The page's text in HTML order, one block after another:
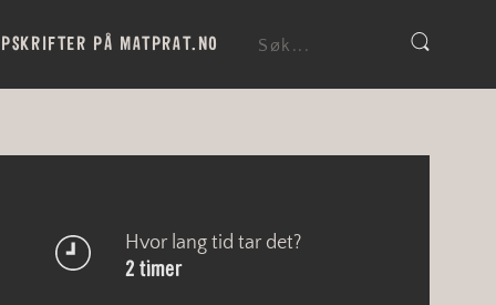
PÅ MATPRAT.NO
Hvor lang tid tar det?
2 timer